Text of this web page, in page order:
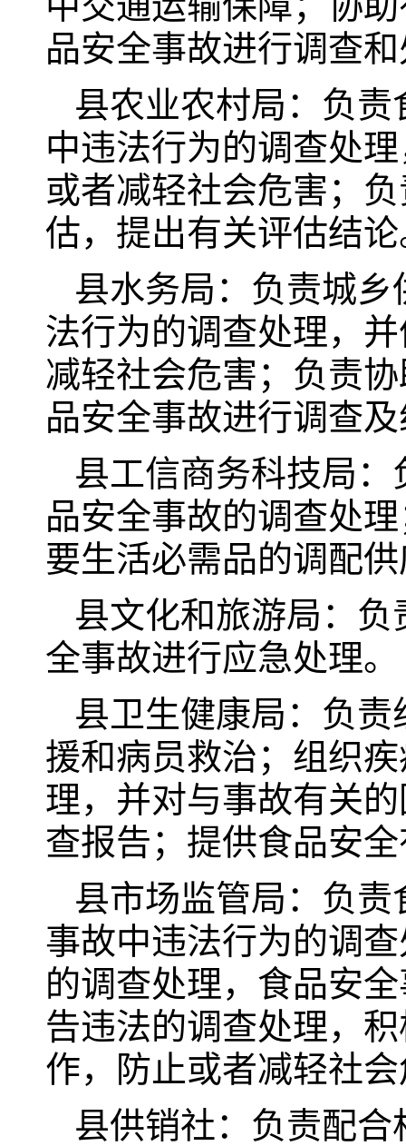
品安全事故进行调查
县农业农村局：负
中违法行为的调查处
或者减轻社会危害；
估，提出有关评估结
县水务局：负责城
法行为的调查处理，
减轻社会危害；负责
品安全事故进行调查
县工信商务科技局
品安全事故的调查处
要生活必需品的调配
县文化和旅游局：
全事故进行应急处理。
县卫生健康局：负
援和病员救治；组织
理，并对与事故有关
查报告；提供食品安
县市场监管局：负
事故中违法行为的调
的调查处理，食品安
告违法的调查处理，
作，防止或者减轻社
县供销社：负责配